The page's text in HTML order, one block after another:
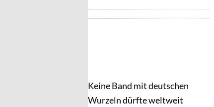
Keine Band mit deutschen
Wurzeln dürfte weltweit